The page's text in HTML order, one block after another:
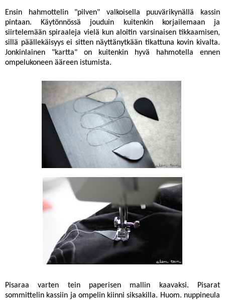
Ensin hahmottelin "pilven" valkoisella puuvärikynällä kassin
pintaan. Käytönnössä jouduin kuitenkin korjailemaan ja
siirtelemään spiraaleja vielä kun aloitin varsinaisen tikkaamisen,
sillä päällekäisyys ei sitten näyttänytkään tikattuna kovin kivalta.
Jonkinlainen "kartta" on kuitenkin hyvä hahmotella ennen
ompelukoneen ääreen istumista.
Pisaraa varten tein paperisen mallin kaavaksi. Pisarat
sommittelin kassiin ja ompelin kiinni siksakilla. Huom. nuppineula